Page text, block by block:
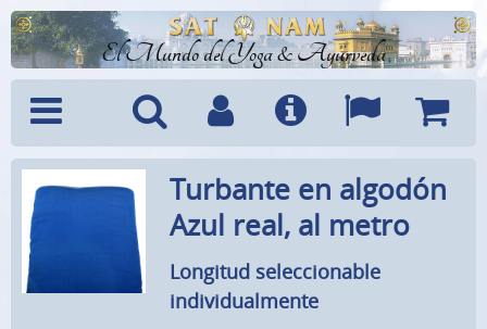
El Mundo del Yoga & Ayurveda
Menú Búsquedad
CuentaInfo IdiomasCesta
Turbante en algodón
Azul real, al metro
Longitud seleccionable
individualmente